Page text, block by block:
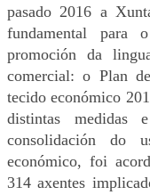
pasado 2016 a
fundamental para
promoción da
comercial: o Plan
tecido económico
distintas medidas
consolidación do
económico, foi
314 axentes